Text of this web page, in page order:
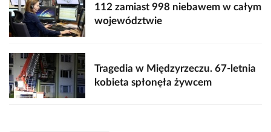
112 zamiast 998 niebawem w całym
województwie
Tragedia w Międzyrzeczu. 67-letnia
kobieta spłonęła żywcem